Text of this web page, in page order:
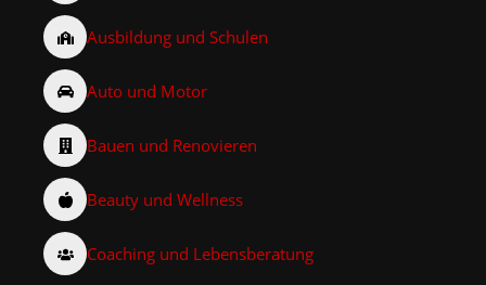
Ausbildung und Schulen
Auto und Motor
Bauen und Renovieren
Beauty und Wellness
Coaching und Lebensberatung